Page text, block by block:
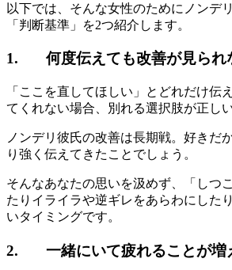
以下では、そんな女性のためにノンデ
「判断基準」を2つ紹介します。
1. 何度伝えても改善が見られ
「ここを直してほしい」とどれだけ伝
てくれない場合、別れる選択肢が正し
ノンデリ彼氏の改善は長期戦。好きだ
り強く伝えてきたことでしょう。
そんなあなたの思いを汲めず、「しつ
たりイライラや逆ギレをあらわにした
いタイミングです。
2. 一緒にいて疲れることが増